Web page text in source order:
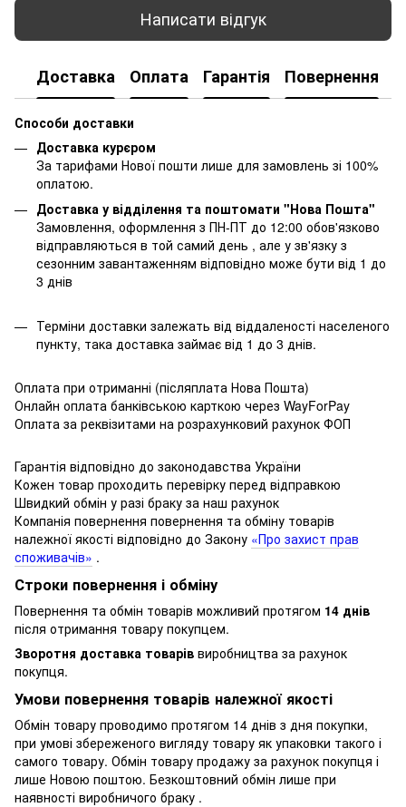
Написати відгук
Доставка Оплата Гарантія Повернення
Способи доставки
Доставка курєром
За тарифами Нової пошти лише для замовлень зі 100%
оплатою.
Доставка у відділення та поштомати "Нова Пошта"
Замовлення, оформлення з ПН-ПТ до 12:00 обов'язково
відправляються в той самий день , але у зв'язку з
сезонним завантаженням відповідно може бути від 1 до
3 днів
Терміни доставки залежать від віддаленості населеного
пункту, така доставка займає від 1 до 3 днів.
Оплата при отриманні (післяплата Нова Пошта)
Онлайн оплата банківською карткою через WayForPay
Оплата за реквізитами на розрахунковий рахунок ФОП
Гарантія відповідно до законодавства України
Кожен товар проходить перевірку перед відправкою
Швидкий обмін у разі браку за наш рахунок
Компанія повернення повернення та обміну товарів
належної якості відповідно до Закону «Про захист прав
споживачів» .
Строки повернення і обміну
Повернення та обмін товарів можливий протягом 14 днів
після отримання товару покупцем.
Зворотня доставка товарів виробництва за рахунок
покупця.
Умови повернення товарів належної якості
Обмін товару проводимо протягом 14 днів з дня покупки,
при умові збереженого вигляду товару як упаковки такого і
самого товару. Обмін товару продажу за рахунок покупця і
лише Новою поштою. Безкоштовний обмін лише при
наявності виробничого браку .